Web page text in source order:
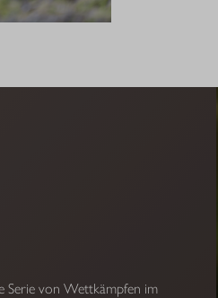
Serie von Wettkämpfen im